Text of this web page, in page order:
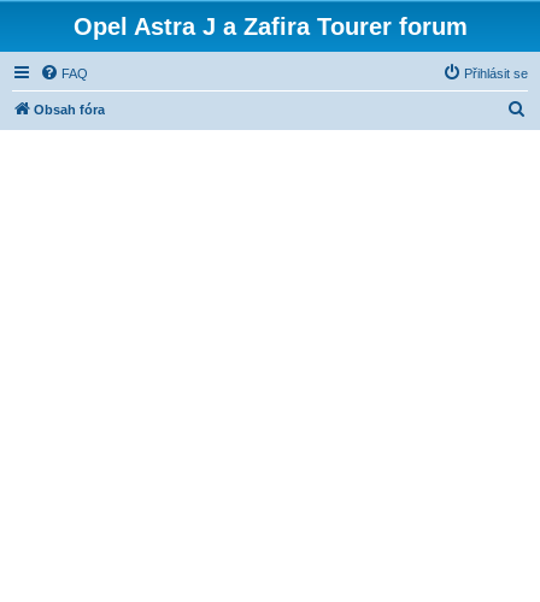
Opel Astra J a Zafira Tourer forum
FAQ Přihlásit se
Obsah fóra